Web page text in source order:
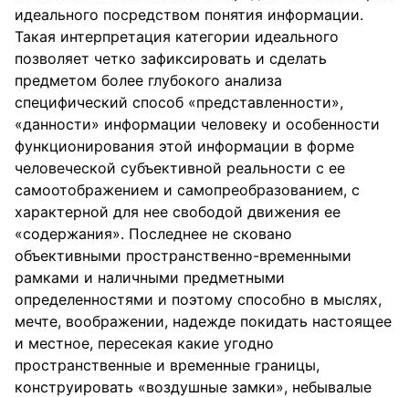
идеального посредством понятия информации.
Такая интерпретация категории идеального
позволяет четко зафиксировать и сделать
предметом более глубокого анализа
специфический способ «представленности»,
«данности» информации человеку и особенности
функционирования этой информации в форме
человеческой субъективной реальности с ее
самоотображением и самопреобразованием, с
характерной для нее свободой движения ее
«содержания». Последнее не сковано
объективными пространственно-временными
рамками и наличными предметными
определенностями и поэтому способно в мыслях,
мечте, воображении, надежде покидать настоящее
и местное, пересекая какие угодно
пространственные и временные границы,
конструировать «воздушные замки», небывалые